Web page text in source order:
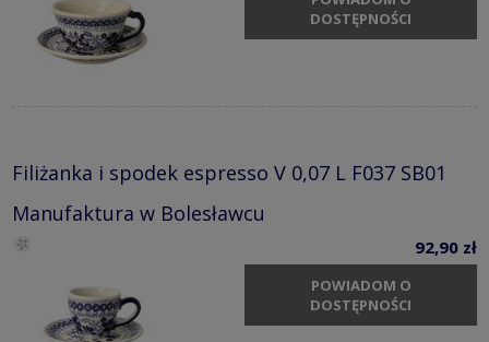
DOSTĘPNOŚCI
Filiżanka i spodek espresso V 0,07 L F037 SB01
Manufaktura w Bolesławcu
92,90 zł
POWIADOM O
DOSTĘPNOŚCI